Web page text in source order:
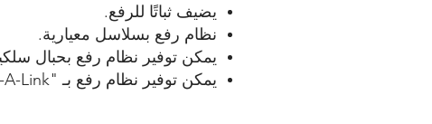
يضيف ثباتًا للرفع.
نظام رفع بسلاسل معيارية.
يمكن توفير نظام رفع بحبال
يمكن توفير نظام رفع بـ "Adjust-A-Link" لمرونة إضافية.